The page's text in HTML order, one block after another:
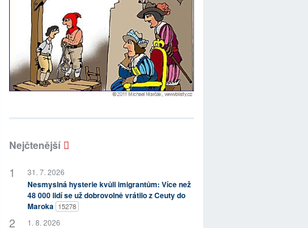
Nejčtenější
31. 7. 2026
Nesmyslná hysterie kvůli imigrantům: Více než
48 000 lidí se už dobrovolně vrátilo z Ceuty do
Maroka 15278
1. 8. 2026